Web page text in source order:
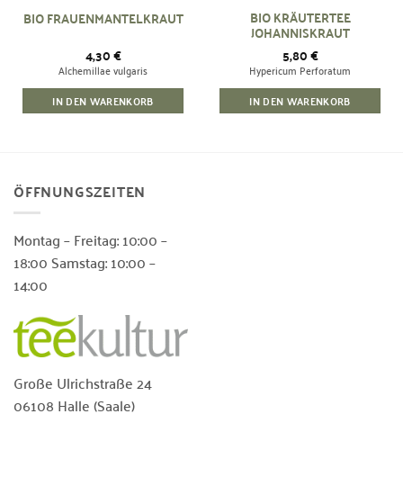
BIO FRAUENMANTELKRAUT
4,30€
Alchemillae vulgaris
IN DEN WARENKORB
BIO KRÄUTERTEE
JOHANNISKRAUT
5,80€
Hypericum Perforatum
IN DEN WARENKORB
ÖFFNUNGSZEITEN
Montag – Freitag: 10:00 –
18:00 Samstag: 10:00 –
14:00
Große Ulrichstraße 24
06108 Halle (Saale)